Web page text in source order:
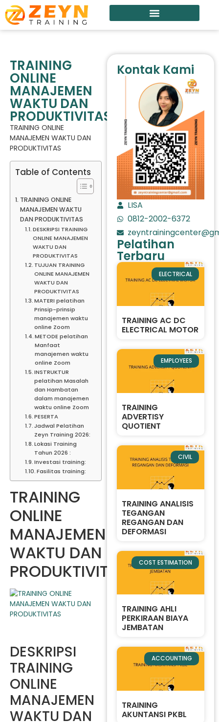
TRAINING
ONLINE
MANAJEMEN
WAKTU DAN
PRODUKTIVITAS
TRAINING ONLINE
MANAJEMEN WAKTU DAN
PRODUKTIVITAS
Table of Contents
TRAINING ONLINE
MANAJEMEN WAKTU
DAN PRODUKTIVITAS
DESKRIPSI TRAINING
ONLINE MANAJEMEN
WAKTU DAN
PRODUKTIVITAS
TUJUAN TRAINING
ONLINE MANAJEMEN
WAKTU DAN
PRODUKTIVITAS
MATERI pelatihan
Prinsip-prinsip
manajemen waktu
online Zoom
METODE pelatihan
Manfaat
manajemen waktu
online Zoom
INSTRUKTUR
pelatihan Masalah
dan Hambatan
dalam manajemen
waktu online Zoom
PESERTA
Jadwal Pelatihan
Zeyn Training 2026:
Lokasi Training
Tahun 2026 :
Investasi training:
Fasilitas training:
TRAINING
ONLINE
MANAJEMEN
WAKTU DAN
PRODUKTIVITAS
DESKRIPSI
TRAINING
ONLINE
MANAJEMEN
WAKTU DAN
Kontak Kami
LISA
0812-2002-6372
Pelatihan
Terbaru
ELECTRICAL
TRAINING AC DC
ELECTRICAL MOTOR
EMPLOYEES
TRAINING
ADVERTISY
QUOTIENT
CIVIL
TRAINING ANALISIS
TEGANGAN
REGANGAN DAN
DEFORMASI
COST ESTIMATION
TRAINING AHLI
PERKIRAAN BIAYA
JEMBATAN
ACCOUNTING
TRAINING
AKUNTANSI PKBL